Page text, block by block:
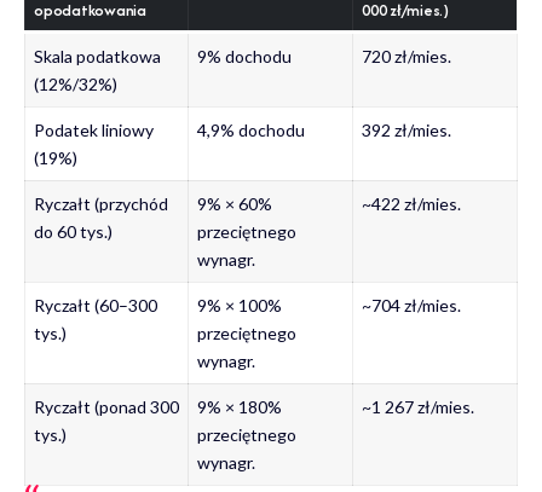
opodatkowania
000 zł/mies.)
Skala podatkowa
(12%/32%)
9% dochodu 720 zł/mies.
Podatek liniowy
(19%)
4,9% dochodu 392 zł/mies.
Ryczałt (przychód
do 60 tys.)
9% × 60%
przeciętnego
wynagr.
~422 zł/mies.
Ryczałt (60–300
tys.)
9% × 100%
przeciętnego
wynagr.
~704 zł/mies.
Ryczałt (ponad 300
tys.)
9% × 180%
przeciętnego
wynagr.
~1 267 zł/mies.